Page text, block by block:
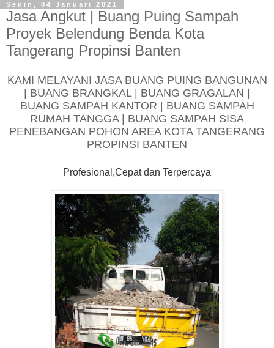
Senin, 04 Januari 2021
Jasa Angkut | Buang Puing Sampah
Proyek Belendung Benda Kota
Tangerang Propinsi Banten
KAMI MELAYANI JASA BUANG PUING BANGUNAN
| BUANG BRANGKAL | BUANG GRAGALAN |
BUANG SAMPAH KANTOR | BUANG SAMPAH
RUMAH TANGGA | BUANG SAMPAH SISA
PENEBANGAN POHON AREA KOTA TANGERANG
PROPINSI BANTEN
Profesional,Cepat dan Terpercaya